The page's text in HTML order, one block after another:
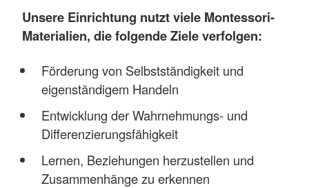
Unsere Einrichtung nutzt viele Montessori-
Materialien, die folgende Ziele verfolgen:
Förderung von Selbstständigkeit und
eigenständigem Handeln
Entwicklung der Wahrnehmungs- und
Differenzierungsfähigkeit
Lernen, Beziehungen herzustellen und
Zusammenhänge zu erkennen